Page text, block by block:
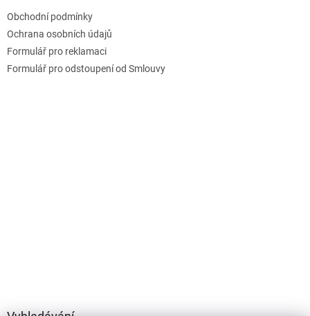
Obchodní podmínky
Ochrana osobních údajů
Formulář pro reklamaci
Formulář pro odstoupení od Smlouvy